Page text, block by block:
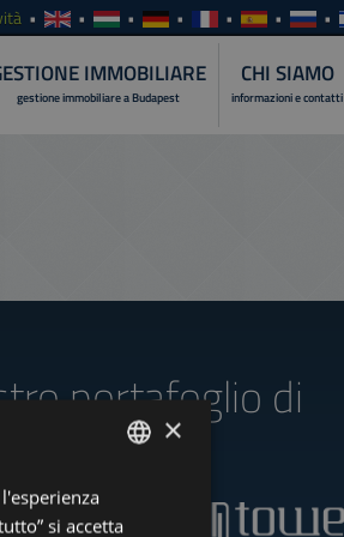
IMMOBILIARE
gestione immobiliare a Budapest
CHI SIAMO
informazioni e contatti
portafoglio di
ENGLISH
×
si accetta